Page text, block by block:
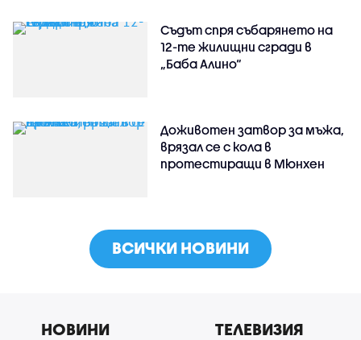
Съдът спря събарянето на
12-те жилищни сгради в
„Баба Алино“
Доживотен затвор за мъжа,
врязал се с кола в
протестиращи в Мюнхен
ВСИЧКИ НОВИНИ
НОВИНИ ТЕЛЕВИЗИЯ